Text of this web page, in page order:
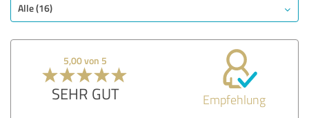
Alle (16)
5,00 von 5
SEHR GUT Empfehlung